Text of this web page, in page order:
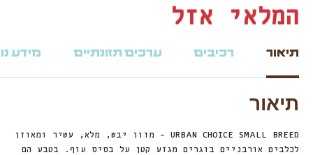
המלאי אזל
תיאור רכיבים ערכים תזונתיים מידע
תיאור
URBAN CHOICE SMALL BREED – מזון יבש, מלא, עשיר ומאוזן
לכלבים אורבניים בוגרים מגזע קטן על בסיס עוף. בטבע הם